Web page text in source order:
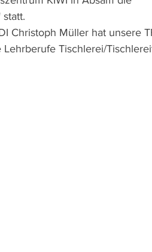
Christoph Müller hat unsere
Tischlerei/